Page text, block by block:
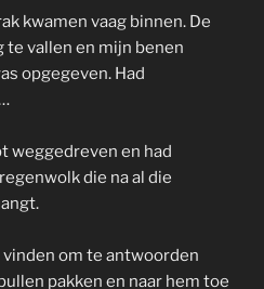
kwamen vaag binnen. De
te vallen en mijn benen
opgegeven. Had
weggedreven en had
die na al die
om te antwoorden
pakken en naar hem toe